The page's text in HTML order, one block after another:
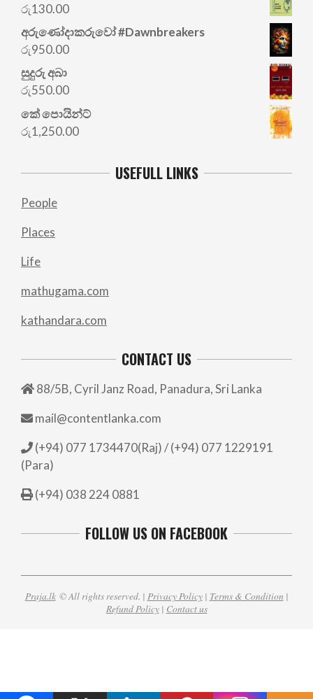
රු130.00
අරු‍ණෝදාකරුවෝ #Dawnbreakers
රු950.00
සුදුරු අබා
රු550.00
කේ පොයින්ට්
රු1,250.00
USEFULL LINKS
People
Places
Life
mathugama.com
kathandara.com
CONTACT US
88/5B, Cyril Janz Road, Panadura, Sri Lanka
mail@contentlanka.com
(+94) 077 1734470(Raj) / (+94) 077 1229191
(Para)
(+94) 038 224 0881
FOLLOW US ON FACEBOOK
Praja.lk© All rights reserved. | Privacy Policy| Terms & Condition |
Refund Policy| Contact us